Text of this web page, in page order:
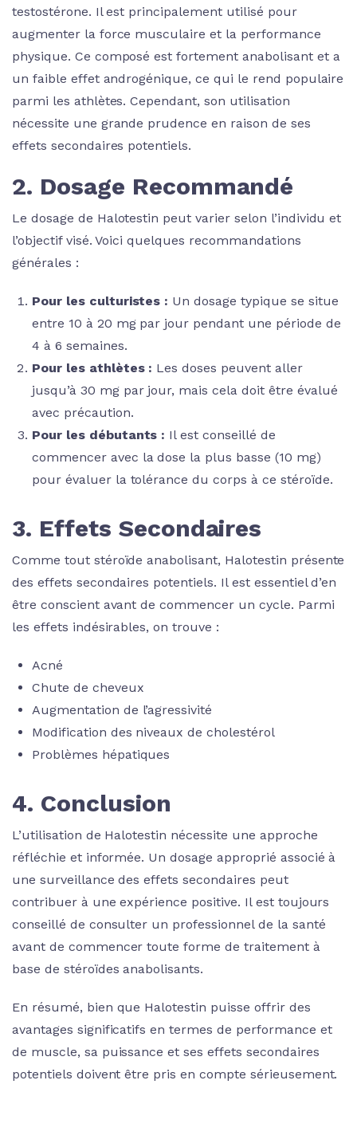
testostérone. Il est principalement utilisé pour
augmenter la force musculaire et la performance
physique. Ce composé est fortement anabolisant et a
un faible effet androgénique, ce qui le rend populaire
parmi les athlètes. Cependant, son utilisation
nécessite une grande prudence en raison de ses
effets secondaires potentiels.
2. Dosage Recommandé
Le dosage de Halotestin peut varier selon l’individu et
l’objectif visé. Voici quelques recommandations
générales :
Pour les culturistes : Un dosage typique se situe
entre 10 à 20 mg par jour pendant une période de
4 à 6 semaines.
Pour les athlètes : Les doses peuvent aller
jusqu’à 30 mg par jour, mais cela doit être évalué
avec précaution.
Pour les débutants : Il est conseillé de
commencer avec la dose la plus basse (10 mg)
pour évaluer la tolérance du corps à ce stéroïde.
3. Effets Secondaires
Comme tout stéroïde anabolisant, Halotestin présente
des effets secondaires potentiels. Il est essentiel d’en
être conscient avant de commencer un cycle. Parmi
les effets indésirables, on trouve :
Acné
Chute de cheveux
Augmentation de l’agressivité
Modification des niveaux de cholestérol
Problèmes hépatiques
4. Conclusion
L’utilisation de Halotestin nécessite une approche
réfléchie et informée. Un dosage approprié associé à
une surveillance des effets secondaires peut
contribuer à une expérience positive. Il est toujours
conseillé de consulter un professionnel de la santé
avant de commencer toute forme de traitement à
base de stéroïdes anabolisants.
En résumé, bien que Halotestin puisse offrir des
avantages significatifs en termes de performance et
de muscle, sa puissance et ses effets secondaires
potentiels doivent être pris en compte sérieusement.